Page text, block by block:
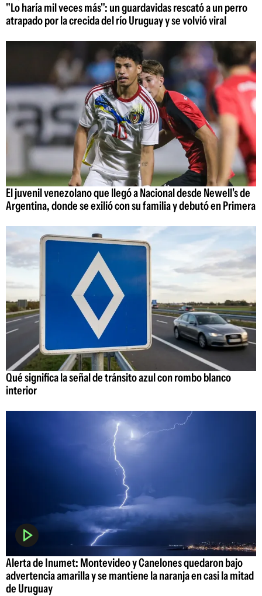
"Lo haría mil veces más": un guardavidas rescató a un perro
atrapado por la crecida del río Uruguay y se volvió viral
El juvenil venezolano que llegó a Nacional desde Newell's de
Argentina, donde se exilió con su familia y debutó en Primera
Qué significa la señal de tránsito azul con rombo blanco
interior
Alerta de Inumet: Montevideo y Canelones quedaron bajo
advertencia amarilla y se mantiene la naranja en casi la mitad
de Uruguay